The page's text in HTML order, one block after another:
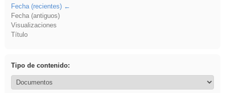
Fecha (recientes)
Fecha (antiguos)
Visualizaciones
Título
Tipo de contenido: